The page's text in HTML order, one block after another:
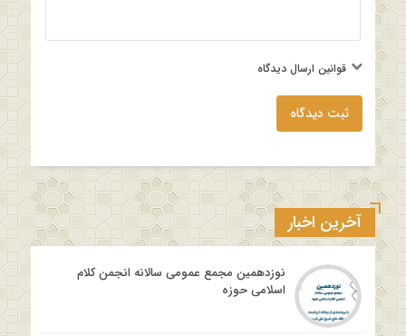
قوانین ارسال دیدگاه
ثبت دیدگاه
آخرین اخبار
نوزدهمین مجمع عمومی سالانه انجمن کلام
اسلامی حوزه